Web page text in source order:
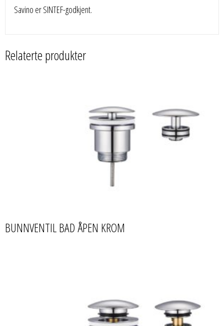
Savino er SINTEF-godkjent.
Relaterte produkter
BUNNVENTIL BAD ÅPEN KROM